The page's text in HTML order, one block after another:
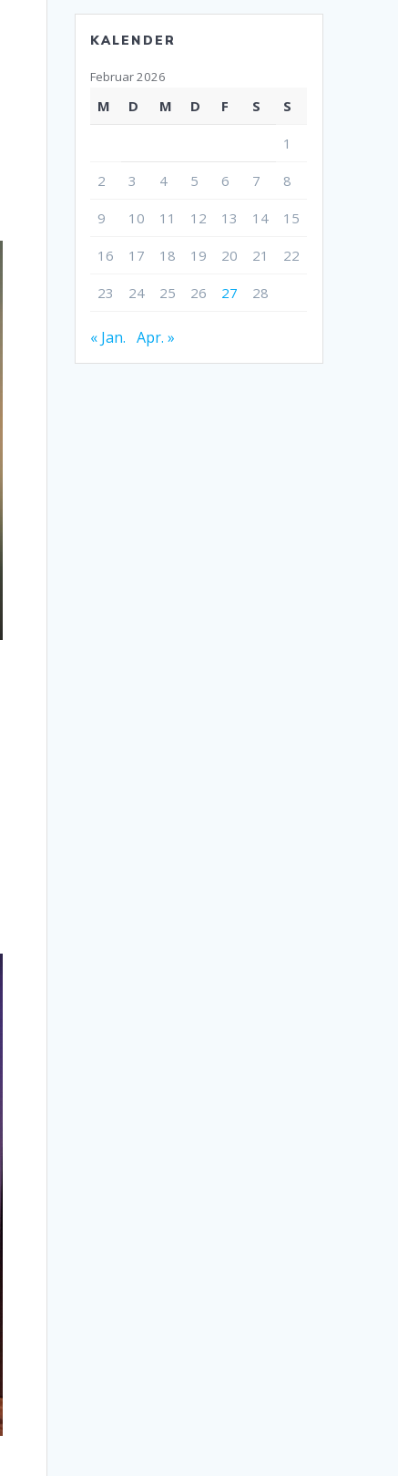
KALENDER
Februar 2026
M D M D F S S
1
2 3 4 5 6 7 8
9 10 11 12 13 14 15
16 17 18 19 20 21 22
23 24 25 26 27 28
« Jan. Apr. »